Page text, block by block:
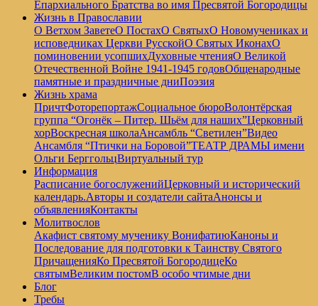
Епархиального Братства во имя Пресвятой Богородицы
Жизнь в Православии
О Ветхом ЗаветеО ПостахО СвятыхО Новомучениках и
исповедниках Церкви РусскойО Святых ИконахО
поминовении усопшихДуховные чтенияО Великой
Отечественной Войне 1941-1945 годовОбщенародные
памятные и праздничные дниПоэзия
Жизнь храма
ПричтФоторепортажСоциальное бюроВолонтёрская
группа “Огонёк – Питер. Шьём для наших”Церковный
хорВоскресная школаАнсамбль “Светилен”Видео
Ансамбля “Птички на Боровой”ТЕАТР ДРАМЫ имени
Ольги БерггольцВиртуальный тур
Информация
Расписание богослуженийЦерковный и исторический
календарь.Авторы и создатели сайтаАнонсы и
объявленияКонтакты
Молитвослов
Акафист святому мученику ВонифатиюКаноны и
Последование для подготовки к Таинству Святого
ПричащенияКо Пресвятой БогородицеКо
святымВеликим постомВ особо чтимые дни
Блог
Требы